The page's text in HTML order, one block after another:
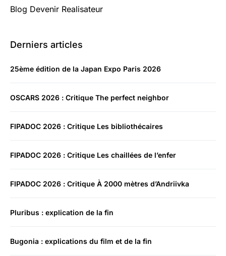
Blog Devenir Realisateur
Derniers articles
25ème édition de la Japan Expo Paris 2026
OSCARS 2026 : Critique The perfect neighbor
FIPADOC 2026 : Critique Les bibliothécaires
FIPADOC 2026 : Critique Les chaillées de l’enfer
FIPADOC 2026 : Critique À 2000 mètres d’Andriivka
Pluribus : explication de la fin
Bugonia : explications du film et de la fin